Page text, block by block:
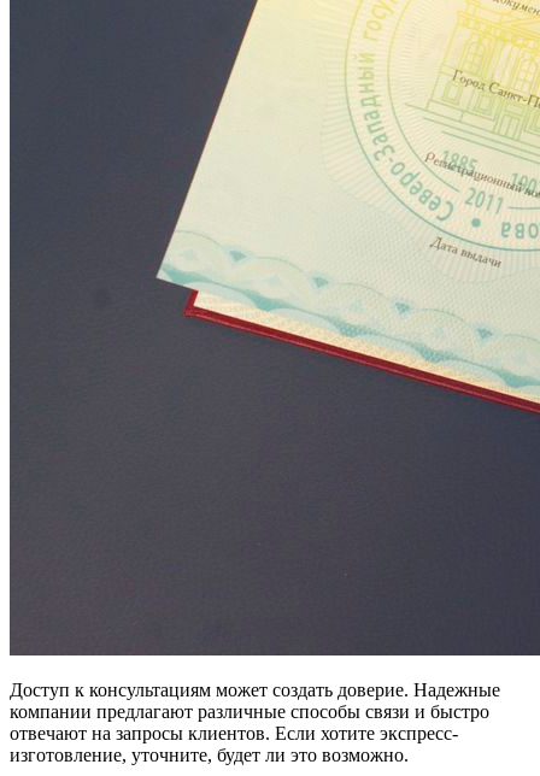
Доступ к консультациям может создать доверие. Надежные
компании предлагают различные способы связи и быстро
отвечают на запросы клиентов. Если хотите экспресс-
изготовление, уточните, будет ли это возможно.